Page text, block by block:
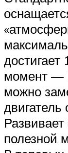
достигает
момент —
можно
Развивает
полезной